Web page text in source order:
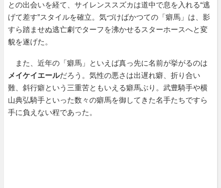
との出会いを経て、サイレンススズカは道中で息を入れる“逃
げて差す”スタイルを確立。気づけばかつての「癖馬」は、影
すら踏ませぬ逃亡劇でターフを沸かせるスターホースへと変
貌を遂げた。
また、近年の「癖馬」といえば真っ先に名前が挙がるのは
メイケイエールだろう。気性の悪さは出遅れ癖、折り合い
難、斜行癖という三重苦ともいえる癖馬ぶり。武豊騎手や横
山典弘騎手といった数々の癖馬を御してきた名手たちですら
手に負えない程であった。